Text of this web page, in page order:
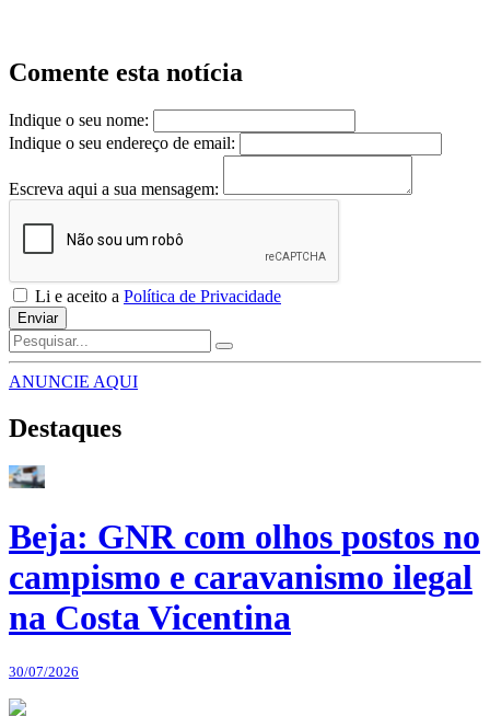
Comente esta notícia
Indique o seu nome:
Indique o seu endereço de email:
Escreva aqui a sua mensagem:
Li e aceito a Política de Privacidade
Enviar
ANUNCIE AQUI
Destaques
Beja: GNR com olhos postos no
campismo e caravanismo ilegal
na Costa Vicentina
30/07/2026